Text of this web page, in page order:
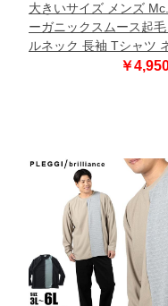
大きいサイズ メンズ
ーガニックスムース起毛
ルネック 長袖 Tシャツ
ー杢 1278-3333-2 3L
￥